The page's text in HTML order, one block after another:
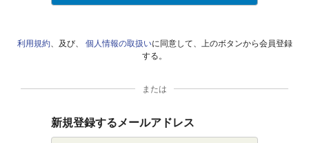
利用規約、及び、 個人情報の取扱いに同意して、上のボタンから会員登録
する。
または
新規登録するメールアドレス